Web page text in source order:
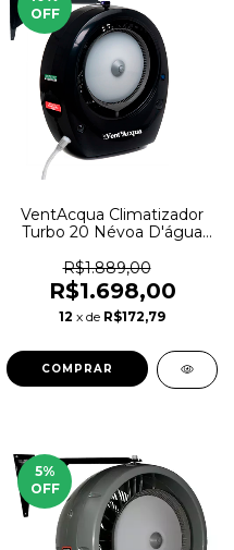
OFF
VentAcqua Climatizador
Turbo 20 Névoa D'água
23m2
R$1.889,00
R$1.698,00
12 x de R$172,79
COMPRAR
5%
OFF